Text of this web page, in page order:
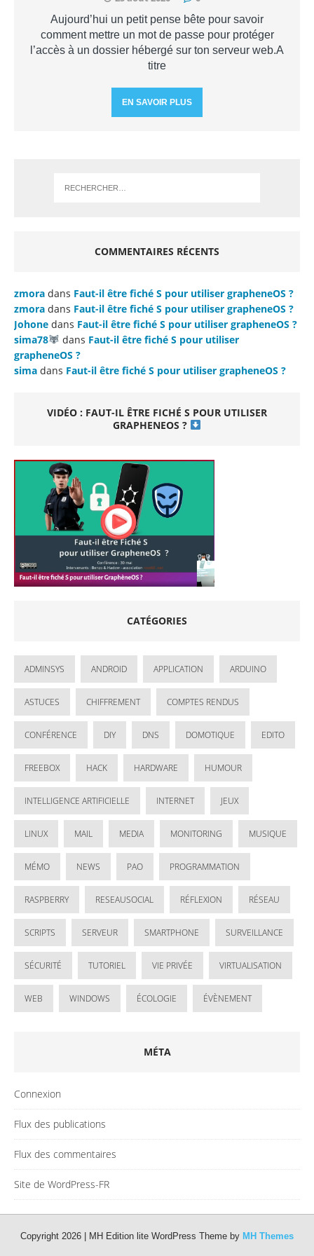
Aujourd’hui un petit pense bête pour savoir
comment mettre un mot de passe pour protéger
l’accès à un dossier hébergé sur ton serveur web.A
titre
EN SAVOIR PLUS
COMMENTAIRES RÉCENTS
zmora dans Faut-il être fiché S pour utiliser grapheneOS ?
zmora dans Faut-il être fiché S pour utiliser grapheneOS ?
Johone dans Faut-il être fiché S pour utiliser grapheneOS ?
sima78
dans Faut-il être fiché S pour utiliser
grapheneOS ?
sima dans Faut-il être fiché S pour utiliser grapheneOS ?
VIDÉO : FAUT-IL ÊTRE FICHÉ S POUR UTILISER
GRAPHENEOS ?
CATÉGORIES
ADMINSYS ANDROID APPLICATION ARDUINO
ASTUCES CHIFFREMENT COMPTES RENDUS
CONFÉRENCE DIY DNS DOMOTIQUE EDITO
FREEBOX HACK HARDWARE HUMOUR
INTELLIGENCE ARTIFICIELLE INTERNET JEUX
LINUX MAIL MEDIA MONITORING MUSIQUE
MÉMO NEWS PAO PROGRAMMATION
RASPBERRY RESEAUSOCIAL RÉFLEXION RÉSEAU
SCRIPTS SERVEUR SMARTPHONE SURVEILLANCE
SÉCURITÉ TUTORIEL VIE PRIVÉE VIRTUALISATION
WEB WINDOWS ÉCOLOGIE ÉVÈNEMENT
MÉTA
Connexion
Flux des publications
Flux des commentaires
Site de WordPress-FR
Copyright 2026 | MH Edition lite WordPress Theme by MH Themes